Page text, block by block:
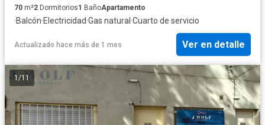
70 m²2 Dormitorios1 BañoApartamento
·Balcón·Electricidad·Gas natural ·Cuarto de servicio
Actualizado hace más de 1 mes Ver en detalle
1 /11